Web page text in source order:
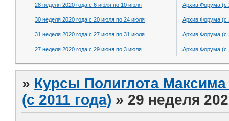
28 неделя 2020 года с 6 июля по 10 июля Архив Форума (с
30 неделя 2020 года с 20 июля по 24 июля Архив Форума (с
31 неделя 2020 года с 27 июля по 31 июля Архив Форума (с
27 неделя 2020 года с 29 июня по 3 июля Архив Форума (с
» Курсы Полиглота
(с 2011 года) » 29 неделя